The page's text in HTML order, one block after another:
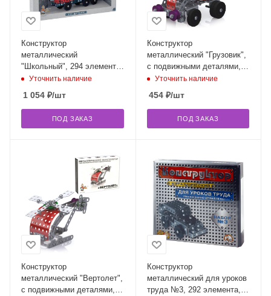
Конструктор
металлический
"Школьный", 294 элемента,
№4 (для уроков труда),
02052
Уточнить наличие
1 054 ₽/шт
ПОД ЗАКАЗ
Конструктор
металлический "Грузовик",
с подвижными деталями,
149 элементов, "Десятое
Уточнить наличие
454₽/шт
ПОД ЗАКАЗ
Конструктор
металлический "Вертолет",
с подвижными деталями,
Конструктор
металлический для уроков
труда №3, 292 элемента,